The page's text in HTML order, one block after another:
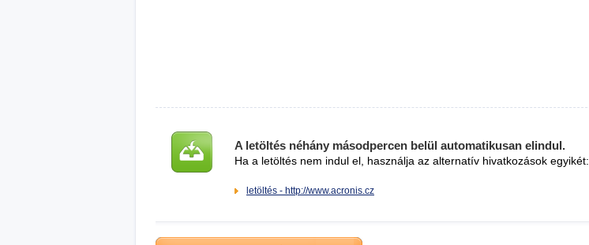
A letöltés néhány másodpercen belül automatikusan elindul.
Ha a letöltés nem indul el, használja az alternatív hivatkozások egyikét:
letöltés - http://www.acronis.cz